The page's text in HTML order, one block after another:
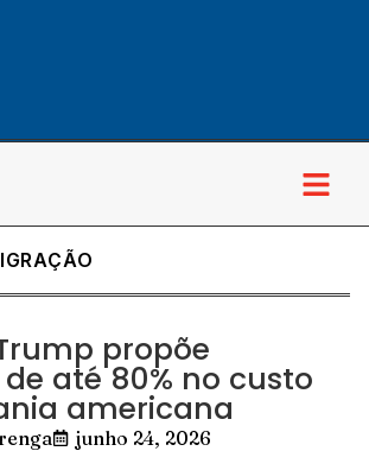
propõe
até 80% no custo
americana
junho 24, 2026